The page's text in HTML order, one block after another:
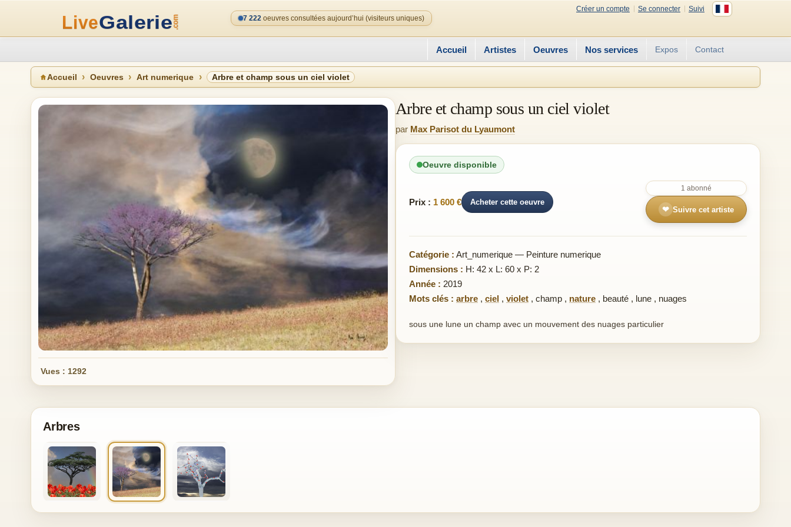
Créer un compte Se connecter
Suivi
7 222 oeuvres consultées aujourd’hui (visiteurs uniques)
Accueil Artistes Oeuvres Nos services Expos Contact
Accueil Oeuvres Art numerique Arbre et champ sous un ciel violet
Vues : 1292
Arbre et champ sous un ciel violet
par Max Parisot du Lyaumont
Oeuvre disponible
Prix : 1 600 € Acheter cette oeuvre
1 abonné
❤ Suivre cet artiste
Catégorie : Art_numerique — Peinture numerique
Dimensions : H: 42 x L: 60 x P: 2
Année : 2019
Mots clés : arbre , ciel , violet , champ , nature , beauté , lune , nuages
sous une lune un champ avec un mouvement des nuages particulier
Arbres